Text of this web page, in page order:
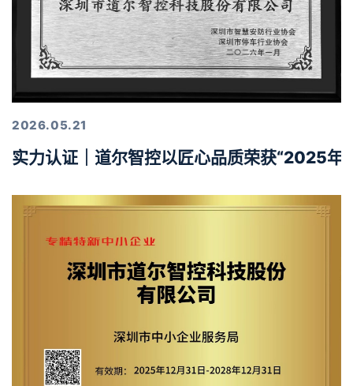
2026.05.21
实力认证｜道尔智控以匠心品质荣获“2025年